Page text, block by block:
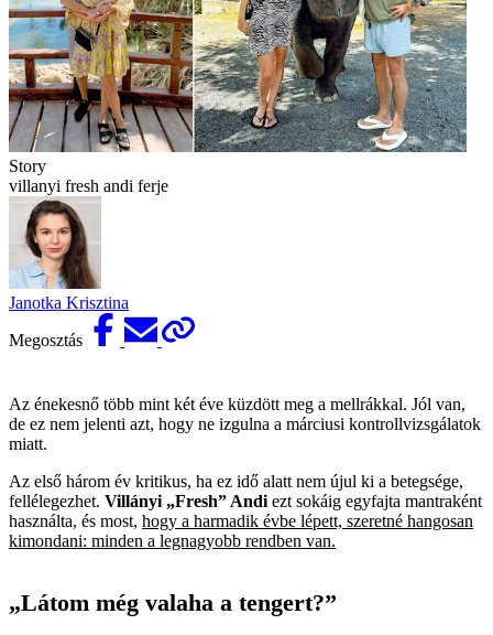
Story
villanyi fresh andi ferje
Janotka Krisztina
Megosztás
Az énekesnő több mint két éve küzdött meg a mellrákkal. Jól van,
de ez nem jelenti azt, hogy ne izgulna a márciusi kontrollvizsgálatok
miatt.
Az első három év kritikus, ha ez idő alatt nem újul ki a betegsége,
fellélegezhet. Villányi „Fresh” Andi ezt sokáig egyfajta mantraként
használta, és most, hogy a harmadik évbe lépett, szeretné hangosan
kimondani: minden a legnagyobb rendben van.
„Látom még valaha a tengert?”